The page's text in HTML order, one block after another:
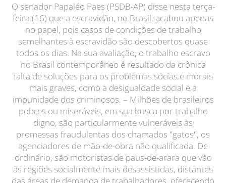
O senador Papaléo Paes (PSDB-AP) disse nesta terça-
feira (16) que a escravidão, no Brasil, acabou apenas
no papel, pois casos de condições de trabalho
semelhantes à escravidão são descobertos quase
todos os dias. Na sua avaliação, o trabalho escravo
no Brasil contemporâneo é resultado da crônica
falta de soluções para os problemas sócias e morais
mais graves, como a desigualdade social e a
impunidade dos criminosos. – Milhões de brasileiros
pobres ou miseráveis, em sua busca por trabalho
digno, são particularmente vulneráveis às
promessas fraudulentas dos chamados "gatos", os
agenciadores de mão-de-obra não qualificada. De
ordinário, são motoristas de paus-de-arara que vão
às regiões socialmente mais desassistidas, distantes